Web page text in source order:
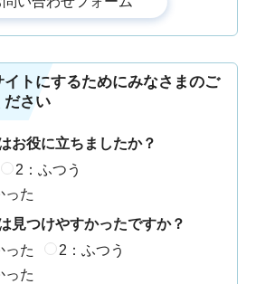
イトにするためにみなさまのご
ださい
お役に立ちましたか？
2：ふつう
った
見つけやすかったですか？
った
2：ふつう
った